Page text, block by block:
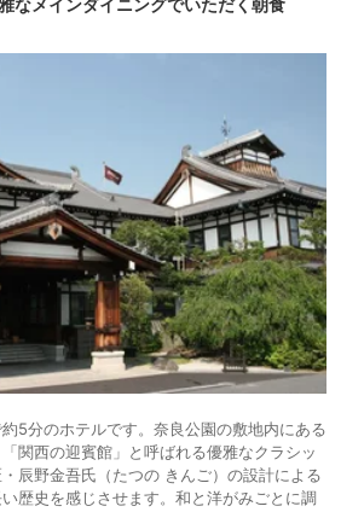
icotto 楽天トラベル
ホテル
5分のホテルです。奈良公園の敷地内にある
関西の迎賓館」と呼ばれる優雅なクラシッ
辰野金吾氏（たつの きんご）の設計による
歴史を感じさせます。和と洋がみごとに調